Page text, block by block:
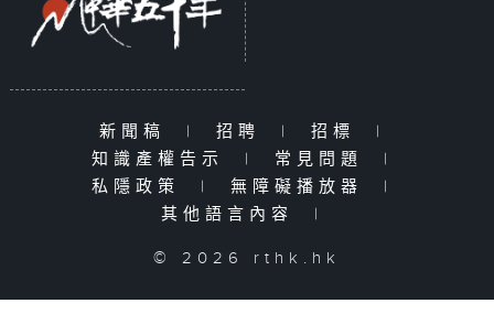
新聞稿 | 招聘 | 招標
|
知識產權告示
| 常見問題
|
私隱政策
| 無障礙播放器
|
其他語言內容
|
© 2026 rthk.hk